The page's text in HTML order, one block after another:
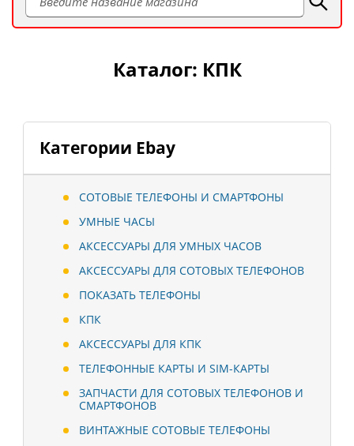
Категории Ebay
СОТОВЫЕ ТЕЛЕФОНЫ И СМАРТФОНЫ
УМНЫЕ ЧАСЫ
АКСЕССУАРЫ ДЛЯ УМНЫХ ЧАСОВ
АКСЕССУАРЫ ДЛЯ СОТОВЫХ ТЕЛЕФОНОВ
ПОКАЗАТЬ ТЕЛЕФОНЫ
КПК
АКСЕССУАРЫ ДЛЯ КПК
ТЕЛЕФОННЫЕ КАРТЫ И SIM-КАРТЫ
ЗАПЧАСТИ ДЛЯ СОТОВЫХ ТЕЛЕФОНОВ И
СМАРТФОНОВ
ВИНТАЖНЫЕ СОТОВЫЕ ТЕЛЕФОНЫ
Каталог: КПК